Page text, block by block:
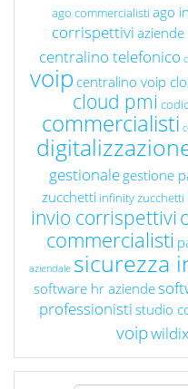
ago commercialisti ago
corrispettivi
centralino telefonico
voip centralino voip
cloud pmi
commercialisti
gestionale gestione
zucchetti infinity zucchetti
invio corrispettivi
commercialisti
aziendale sicurezza
software hr aziende
professionisti studio
voipwildix